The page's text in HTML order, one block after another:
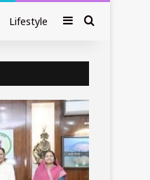
Lifestyle SidebarSearch